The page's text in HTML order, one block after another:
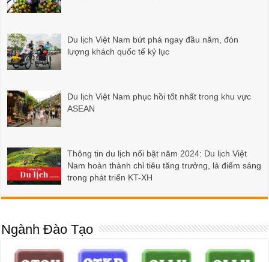
Du lịch Việt Nam bứt phá ngay đầu năm, đón
lượng khách quốc tế kỷ lục
Du lịch Việt Nam phục hồi tốt nhất trong khu vực
ASEAN
Thông tin du lịch nổi bật năm 2024: Du lịch Việt
Nam hoàn thành chỉ tiêu tăng trưởng, là điểm sáng
trong phát triển KT-XH
Ngành Đào Tạo